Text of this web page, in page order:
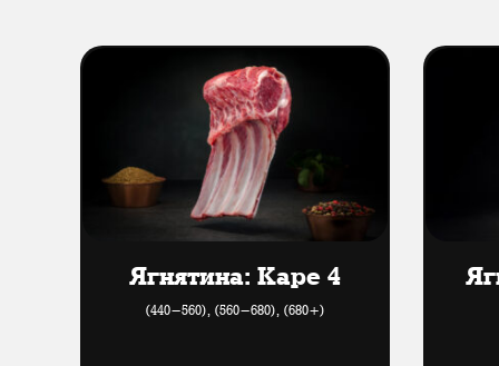
Ягнятина: Каре 4
(440​-​560), (560​-​680), (680+)